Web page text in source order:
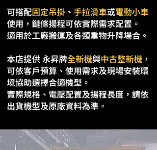
可搭配固定吊掛 、 手拉滑車或電動小車
使用，鏈條揚程可依實際需求配置。
適用於工廠搬運及各類重物升降場合。
本店提供 永昇牌全新機與中古整新機 ，
可依客戶預算、使用需求及現場安裝環
境協助選擇合適機型。
實際規格、電壓配置及揚程長度，請依
出貨機型及原廠資料為準。